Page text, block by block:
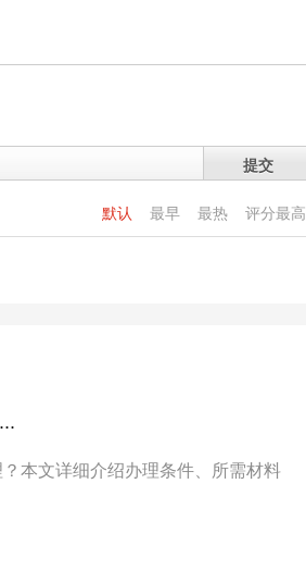
提交
默认 最早 最热 评分最高
本文详细介绍办理条件、所需材料